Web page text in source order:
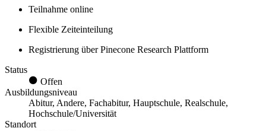
Teilnahme online
Flexible Zeiteinteilung
Registrierung über Pinecone Research Plattform
Status
Offen
Ausbildungsniveau
Abitur, Andere, Fachabitur, Hauptschule, Realschule,
Hochschule/Universität
Standort